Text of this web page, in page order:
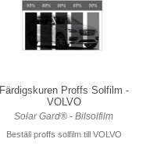
Färdigskuren Proffs Solfilm -
VOLVO
Solar Gard® - Bilsolfilm
Beställ proffs solfilm till VOLVO